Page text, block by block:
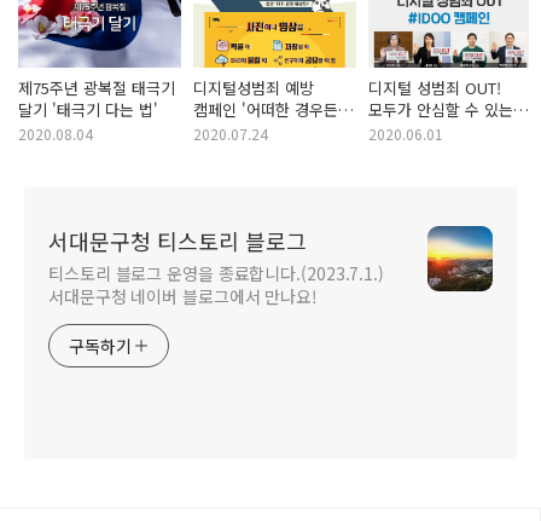
제75주년 광복절 태극기
달기 '태극기 다는 법'
2020.08.04
디지털성범죄 예방
캠페인 '어떠한 경우든
상대방의 동의가
2020.07.24
디지털 성범죄 OUT!
모두가 안심할 수 있는
디지털 세상을 위한
2020.06.01
서대문구청 티스토리 블로그
티스토리 블로그 운영을 종료합니다.(2023.7.1.)
서대문구청 네이버 블로그에서 만나요!
구독하기